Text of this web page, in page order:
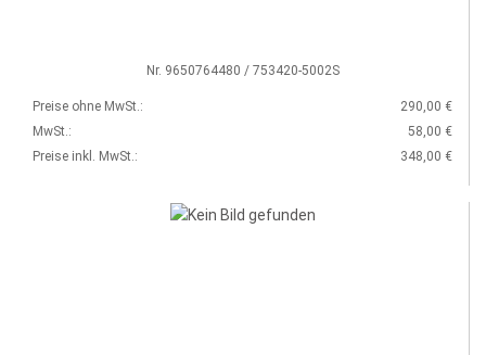
Nr. 9650764480 / 753420-5002S
Preise ohne MwSt.:
290,00 €
MwSt.:
58,00 €
Preise inkl. MwSt.:
348,00 €